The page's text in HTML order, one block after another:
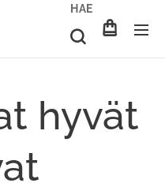
HAE
hyvät